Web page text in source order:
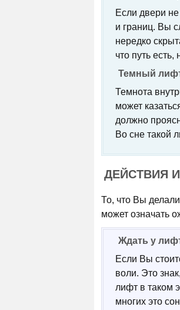
Если двери
и границ. Вы
нередко
что путь
Темный
Темнота
может
должно
Во сне такой
ДЕЙСТВИЯ
То, что Вы
может означать
Ждать у
Если Вы
воли. Это
лифт в таком
многих это